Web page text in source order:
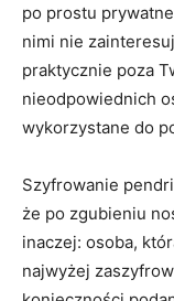
po prostu
nimi nie
praktycznie poza
nieodpowiednich
wykorzystane do
Szyfrowanie
że po zgubieniu
inaczej: osoba,
najwyżej